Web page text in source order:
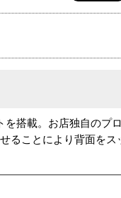
搭載。お店独自のプ
ることにより背面をス